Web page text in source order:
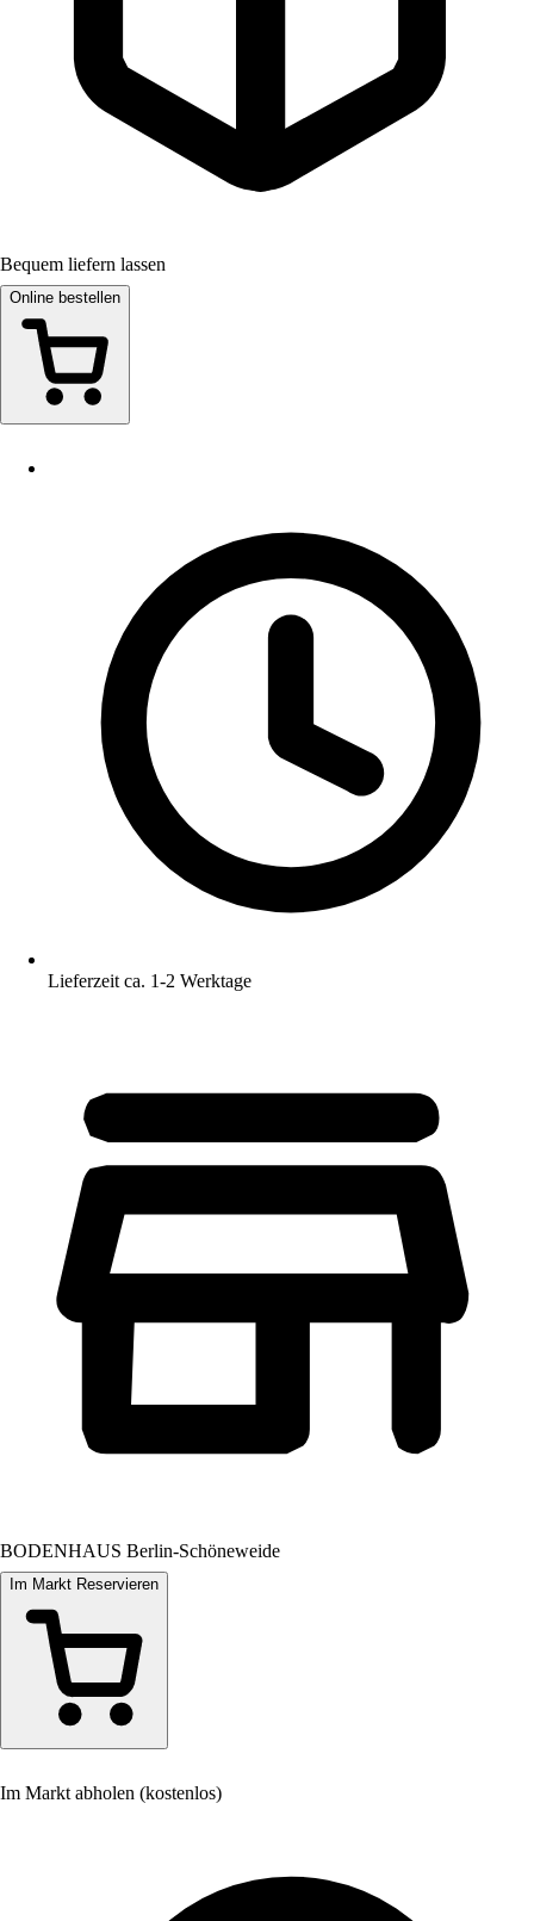
Bequem liefern lassen
Online bestellen
Lieferzeit ca. 1-2 Werktage
BODENHAUS Berlin-Schöneweide
Im Markt Reservieren
Im Markt abholen (kostenlos)